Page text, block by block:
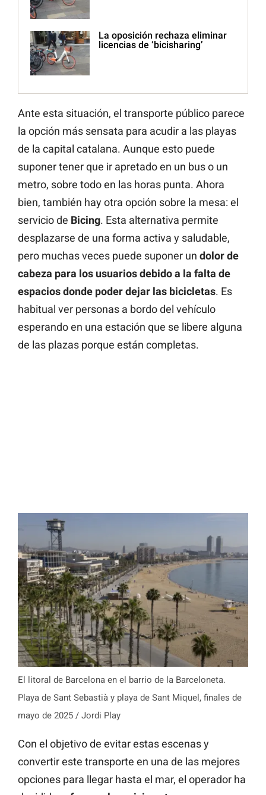
La oposición rechaza eliminar
licencias de ‘bicisharing’
Ante esta situación, el transporte público parece
la opción más sensata para acudir a las playas
de la capital catalana. Aunque esto puede
suponer tener que ir apretado en un bus o un
metro, sobre todo en las horas punta. Ahora
bien, también hay otra opción sobre la mesa: el
servicio de Bicing. Esta alternativa permite
desplazarse de una forma activa y saludable,
pero muchas veces puede suponer un dolor de
cabeza para los usuarios debido a la falta de
espacios donde poder dejar las bicicletas. Es
habitual ver personas a bordo del vehículo
esperando en una estación que se libere alguna
de las plazas porque están completas.
El litoral de Barcelona en el barrio de la Barceloneta.
Playa de Sant Sebastià y playa de Sant Miquel, finales de
mayo de 2025 / Jordi Play
Con el objetivo de evitar estas escenas y
convertir este transporte en una de las mejores
opciones para llegar hasta el mar, el operador ha